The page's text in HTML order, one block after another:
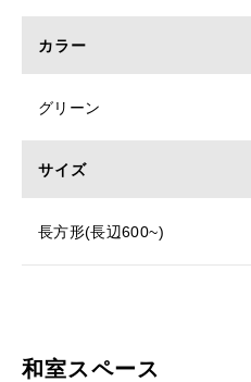
カラー
グリーン
サイズ
長方形(長辺600~)
和室スペース